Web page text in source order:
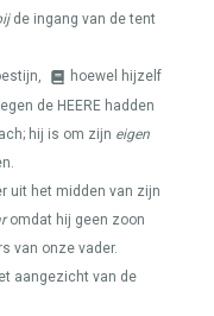
de ingang van de tent
hoewel hijzelf
de HEERE hadden
hij is om zijn eigen
uit het midden van zijn
omdat hij geen zoon
van onze vader.
aangezicht van de